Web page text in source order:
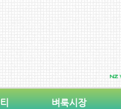
벼룩시장